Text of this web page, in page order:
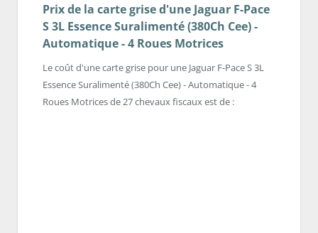
Prix de la carte grise d'une Jaguar F-Pace
S 3L Essence Suralimenté (380Ch Cee) -
Automatique - 4 Roues Motrices
Le coût d'une carte grise pour une Jaguar F-Pace S 3L
Essence Suralimenté (380Ch Cee) - Automatique - 4
Roues Motrices de 27 chevaux fiscaux est de :